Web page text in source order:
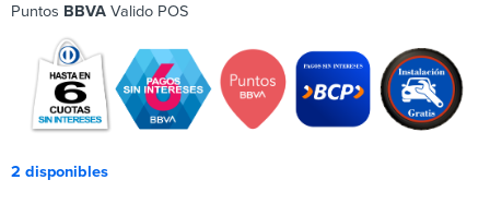
Puntos BBVA Valido POS
2 disponibles